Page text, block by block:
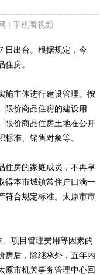
| 手机看视频
出台。根据规定，今
房。
主体进行建设管理。按
限价商品住房的建设用
限价商品住房土地在公开
准、销售对象等。
房的家庭成员，不再享
得本市城镇常住户口满一
符合规定标准。太原市市
项目管理费用等因素的
房后，除继承外，五年内
原市机关事务管理中心回